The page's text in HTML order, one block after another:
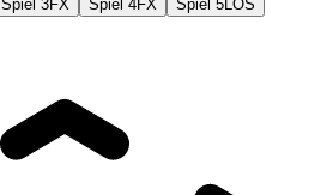
Spiel 3FX Spiel 4FX Spiel 5LOS